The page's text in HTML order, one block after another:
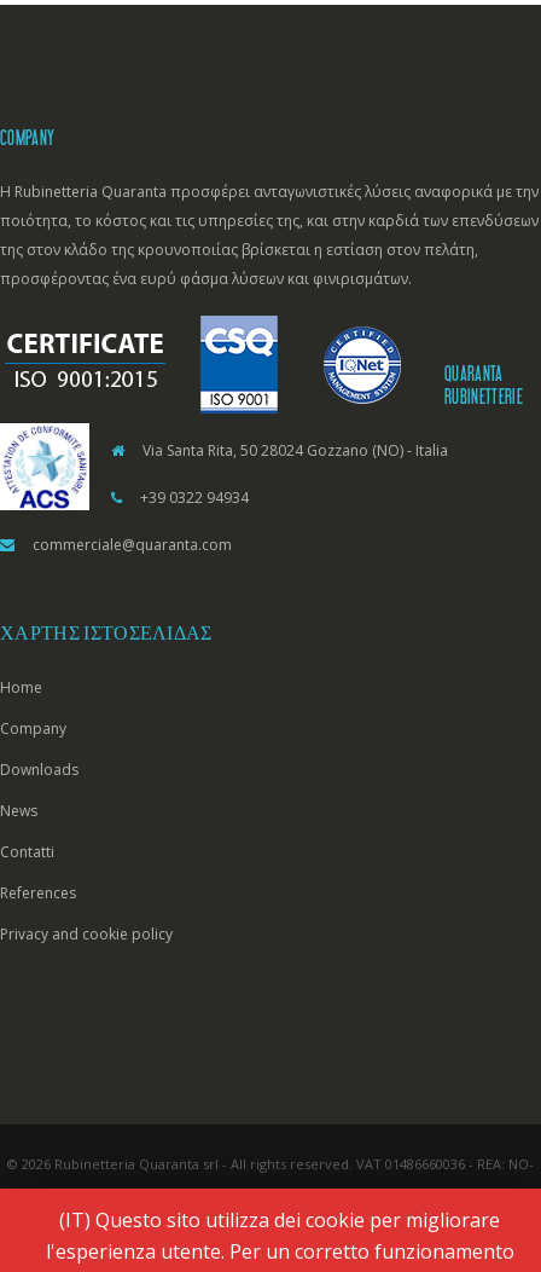
COMPANY
Η Rubinetteria Quaranta προσφέρει ανταγωνιστικές λύσεις αναφορικά με την
ποιότητα, το κόστος και τις υπηρεσίες της, και στην καρδιά των επενδύσεων
της στον κλάδο της κρουνοποιίας βρίσκεται η εστίαση στον πελάτη,
προσφέροντας ένα ευρύ φάσμα λύσεων και φινιρισμάτων.
QUARANTA
RUBINETTERIE
Via Santa Rita, 50 28024 Gozzano (NO) - Italia
+39 0322 94934
commerciale@quaranta.com
ΧΆΡΤΗΣ ΙΣΤΟΣΕΛΊΔΑΣ
Home
Company
Downloads
News
Contatti
References
Privacy and cookie policy
© 2026 Rubinetteria Quaranta srl - All rights reserved. VAT 01486660036 - REA: NO-
(IT) Questo sito utilizza dei cookie per migliorare
l'esperienza utente. Per un corretto funzionamento